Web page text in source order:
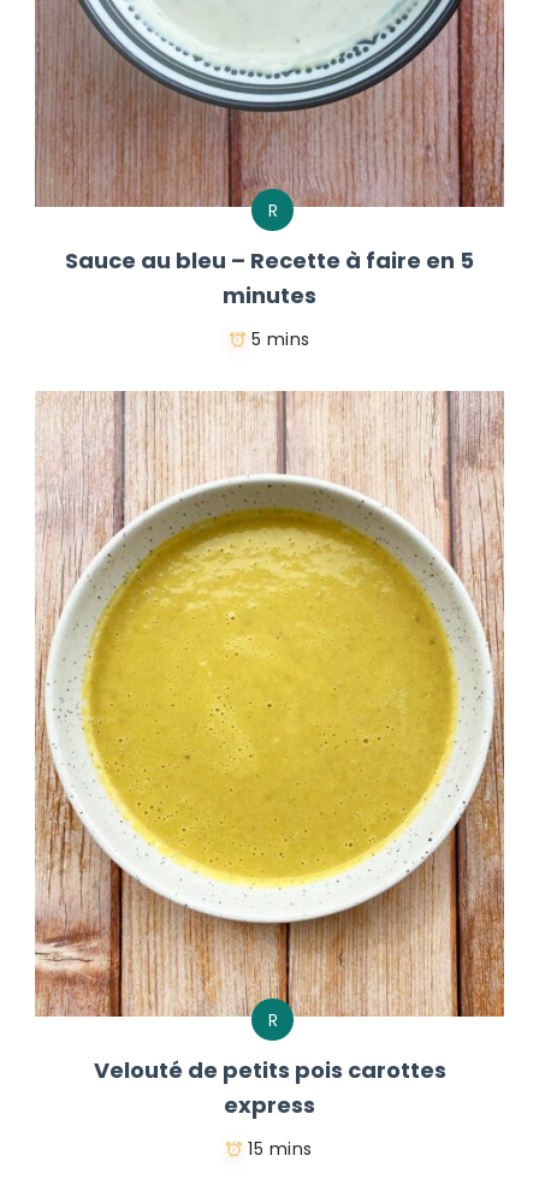
R
Sauce au bleu – Recette à faire en 5
minutes
5 mins
R
Velouté de petits pois carottes
express
15 mins